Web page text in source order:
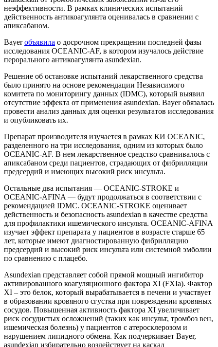
неэффективности. В рамках клинических испытаний
действенность антикоагулянта оценивалась в сравнении с
апиксабаном.
Bayerобъявила о досрочном прекращении последней фазы
исследования OCEANIC-AF, в котором изучалось действие
перорального антикоагулянта asundexian.
Решение об остановке испытаний лекарственного средства
было принято на основе рекомендации Независимого
комитета по мониторингу данных (IDMC), который выявил
отсутствие эффекта от применения asundexian. Bayer обязалась
провести анализ данных для оценки результатов исследования
и опубликовать их.
Препарат производителя изучается в рамках КИ OCEANIC,
разделенного на три исследования, одним из которых было
OCEANIC-AF. В нем лекарственное средство сравнивалось с
апиксабаном среди пациентов, страдающих от фибрилляции
предсердий и имеющих высокий риск инсульта.
Остальные два испытания — OCEANIC-STROKE и
OCEANIC-AFINA — будут продолжаться в соответствии с
рекомендацией IDMC. OCEANIC-STROKE оценивает
действенность и безопасность asundexian в качестве средства
для профилактики ишемического инсульта. OCEANIC-AFINA
изучает эффект препарата у пациентов в возрасте старше 65
лет, которые имеют диагностированную фибрилляцию
предсердий и высокий риск инсульта или системной эмболии
по сравнению с плацебо.
Asundexian представляет собой прямой мощный ингибитор
активированного коагуляционного фактора XI (FXIa). Фактор
XI – это белок, который вырабатывается в печени и участвует
в образовании кровяного сгустка при повреждении кровяных
сосудов. Повышенная активность фактора XI увеличивает
риск сосудистых осложнений (таких как инсульт, тромбоз вен,
ишемическая болезнь) у пациентов с атеросклерозом и
нарушением липидного обмена. Как подчеркивает Bayer,
asundexian избирательно воздействует на каскад